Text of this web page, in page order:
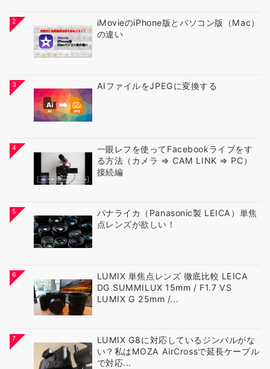
2
iMovieのiPhone版とパソコン版（Mac）
の違い
3 AIファイルをJPEGに変換する
4
一眼レフを使ってFacebookライブをす
る方法（カメラ ⇒ CAM LINK ⇒ PC）
接続編
5
パナライカ（Panasonic製 LEICA）単焦
点レンズが欲しい！
6
LUMIX 単焦点レンズ 徹底比較 LEICA
DG SUMMILUX 15mm / F1.7 VS
LUMIX G 25mm /...
7
LUMIX G8に対応しているジンバルがな
い？私はMOZA AirCrossで延長ケーブル
で対応...